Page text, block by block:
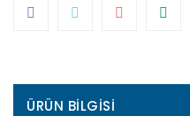
ÜRÜN BILGISI